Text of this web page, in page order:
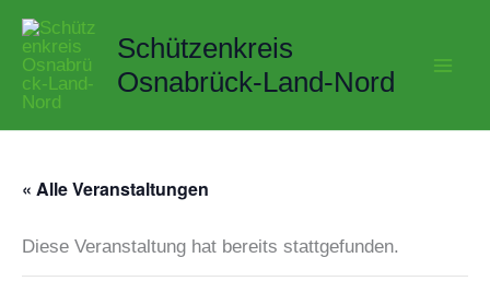
Zum
Inhalt
springen
Schützenkreis
Osnabrück-Land-Nord
« Alle Veranstaltungen
Diese Veranstaltung hat bereits stattgefunden.